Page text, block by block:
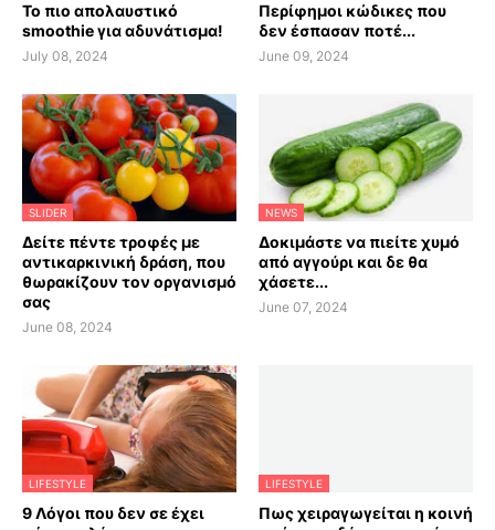
Το πιο απολαυστικό
smoothie για αδυνάτισμα!
July 08, 2024
Περίφημοι κώδικες που
δεν έσπασαν ποτέ...
June 09, 2024
SLIDER
Δείτε πέντε τροφές με
αντικαρκινική δράση, που
θωρακίζουν τον οργανισμό
σας
June 08, 2024
NEWS
Δοκιμάστε να πιείτε χυμό
από αγγούρι και δε θα
χάσετε...
June 07, 2024
LIFESTYLE
9 Λόγοι που δεν σε έχει
LIFESTYLE
Πως χειραγωγείται η κοινή